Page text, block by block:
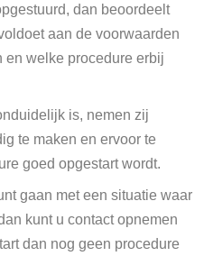
dan beoordeelt
aan de voorwaarden
welke procedure erbij
is, nemen zij
te maken en ervoor te
goed opgestart wordt.
gaan met een situatie waar
kunt u contact opnemen
dan nog geen procedure